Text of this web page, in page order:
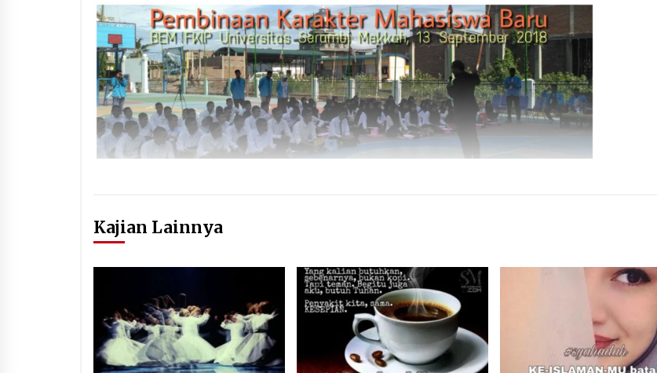
Kajian Lainnya